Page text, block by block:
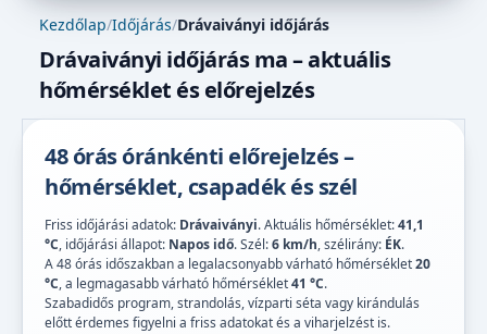
Kezdőlap/Időjárás/Drávaiványi időjárás
Drávaiványi időjárás ma – aktuális
hőmérséklet és előrejelzés
48 órás óránkénti előrejelzés –
hőmérséklet, csapadék és szél
Friss időjárási adatok: Drávaiványi. Aktuális hőmérséklet:41,1
°C, időjárási állapot: Napos idő. Szél:6 km/h, szélirány: ÉK.
A 48 órás időszakban a legalacsonyabb várható hőmérséklet20
°C, a legmagasabb várható hőmérséklet41 °C.
Szabadidős program, strandolás, vízparti séta vagy kirándulás
előtt érdemes figyelni a friss adatokat és a viharjelzést is.